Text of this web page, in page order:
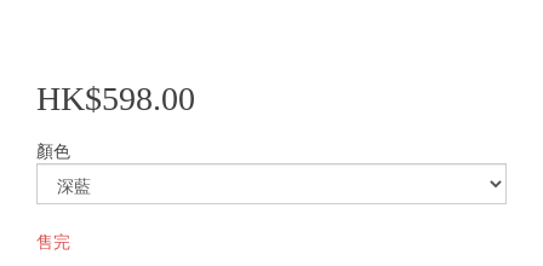
HK$598.00
顏色
售完